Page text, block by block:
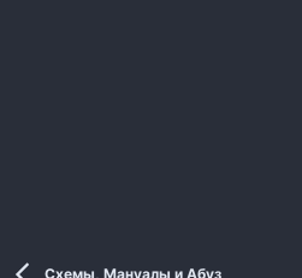
Схемы, Мануалы и Абуз